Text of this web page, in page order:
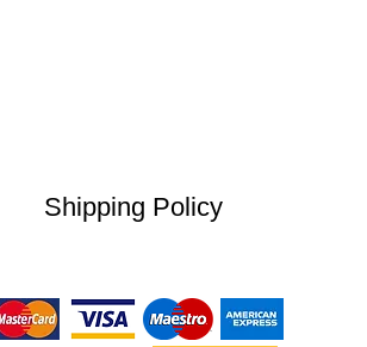
Shipping Policy